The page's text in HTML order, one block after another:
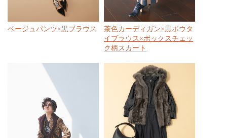
ベージュパンツ×黒ブラウス
茶色カーディガン×黒ボウタ
イブラウス×ボックスチェッ
ク柄スカート